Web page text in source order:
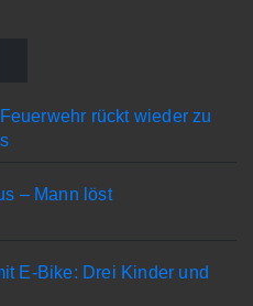
rückt wieder zu
– Mann löst
E-Bike: Drei Kinder und